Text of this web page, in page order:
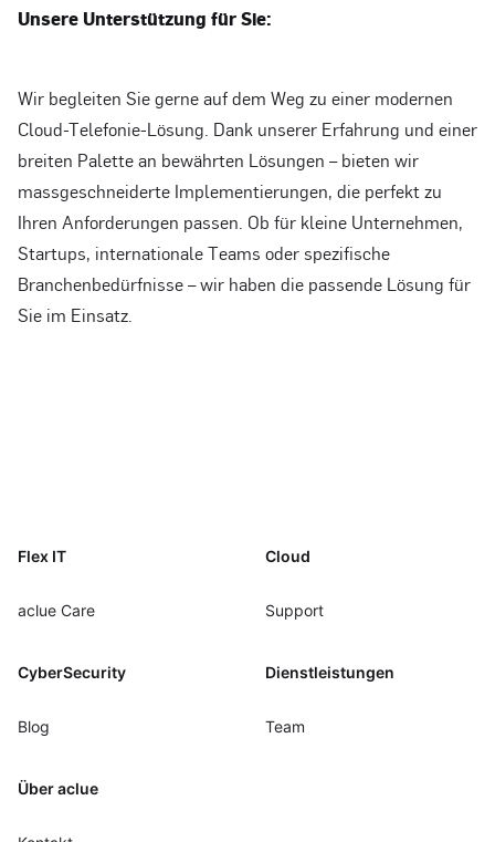
Unsere Unterstützung für Sie:
Wir begleiten Sie gerne auf dem Weg zu einer modernen
Cloud-Telefonie-Lösung. Dank unserer Erfahrung und einer
breiten Palette an bewährten Lösungen – bieten wir
massgeschneiderte Implementierungen, die perfekt zu
Ihren Anforderungen passen. Ob für kleine Unternehmen,
Startups, internationale Teams oder spezifische
Branchenbedürfnisse – wir haben die passende Lösung für
Sie im Einsatz.
Flex IT
aclue Care
Cloud
Support
CyberSecurity
Blog
Dienstleistungen
Team
Über aclue